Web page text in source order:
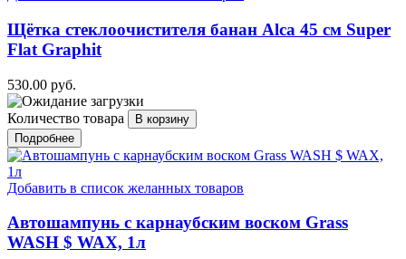
Щётка стеклоочистителя банан Alca 45 см Super
Flat Graphit
530.00 руб.
Количество товара
Подробнее
Добавить в список желанных товаров
Автошампунь с карнаубским воском Grass
WASH $ WAX, 1л